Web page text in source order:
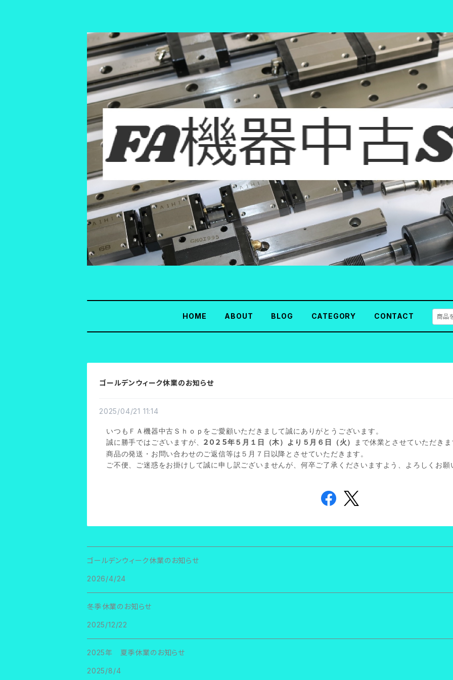
HOME ABOUT BLOG CATEGORY CONTACT
ゴールデンウィーク休業のお知らせ
2025/04/21 11:14
いつもＦＡ機器中古Ｓｈｏｐをご愛顧いただきまして誠にありがとうございます。
誠に勝手ではございますが、 ２０２５年５月１日（木）より５月６日（火）
まで休業とさせていただき
商品の発送・お問い合わせのご返信等は５月７日以降とさせていただきます。
ご不便、ご迷惑をお掛けして誠に申し訳ございませんが、何卒ご了承くださいますよう、よろしくお願
ゴールデンウィーク休業のお知らせ
2026/4/24
冬季休業のお知らせ
2025/12/22
2025年 夏季休業のお知らせ
2025/8/4